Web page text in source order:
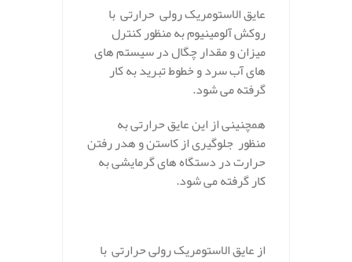
عایق الاستومریک رولی حرارتی با
روکش آلومینیوم به منظور کنترل
میزان و مقدار چگال در سیستم های
های آب سرد و خطوط تبرید به کار
گرفته می شود.
همچنینی از این عایق حرارتی به
منظور جلوگیری از کاستن و هدر رفتن
حرارت در دستگاه های گرمایشی به
کار گرفته می شود.
از عایق الاستومریک رولی حرارتی با